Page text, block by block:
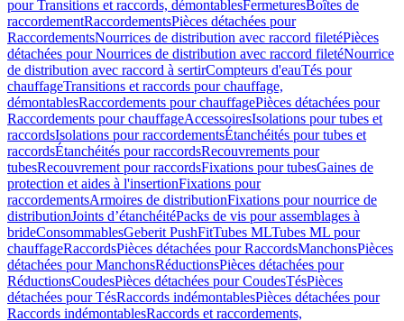
pour Transitions et raccords, démontablesFermeturesBoîtes de
raccordementRaccordementsPièces détachées pour
RaccordementsNourrices de distribution avec raccord filetéPièces
détachées pour Nourrices de distribution avec raccord filetéNourrice
de distribution avec raccord à sertirCompteurs d'eauTés pour
chauffageTransitions et raccords pour chauffage,
démontablesRaccordements pour chauffagePièces détachées pour
Raccordements pour chauffageAccessoiresIsolations pour tubes et
raccordsIsolations pour raccordementsÉtanchéités pour tubes et
raccordsÉtanchéités pour raccordsRecouvrements pour
tubesRecouvrement pour raccordsFixations pour tubesGaines de
protection et aides à l'insertionFixations pour
raccordementsArmoires de distributionFixations pour nourrice de
distributionJoints d’étanchéitéPacks de vis pour assemblages à
brideConsommablesGeberit PushFitTubes MLTubes ML pour
chauffageRaccordsPièces détachées pour RaccordsManchonsPièces
détachées pour ManchonsRéductionsPièces détachées pour
RéductionsCoudesPièces détachées pour CoudesTésPièces
détachées pour TésRaccords indémontablesPièces détachées pour
Raccords indémontablesRaccords et raccordements,